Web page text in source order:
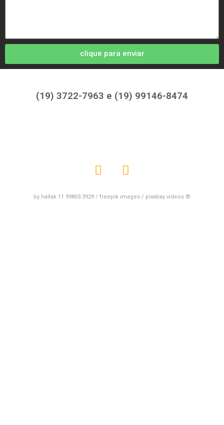
clique para enviar
(19) 3722-7963 e (19) 99146-8474
by hallak 11 99803 3929 / freepik images / pixabay videos ©